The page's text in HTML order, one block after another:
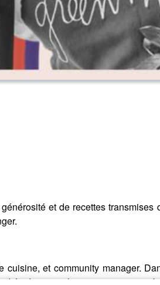
et de recettes transmises
et community manager.
étudiante en langues puis en